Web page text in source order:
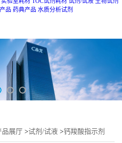
品 药典产品 水质分析试剂
品展厅 >试剂/试液 >钙羧酸指示剂